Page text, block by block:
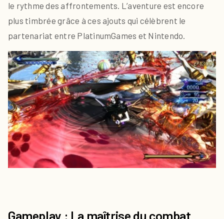
le rythme des affrontements. L’aventure est encore
plus timbrée grâce à ces ajouts qui célèbrent le
partenariat entre PlatinumGames et Nintendo.
Gameplay : La maîtrise du combat